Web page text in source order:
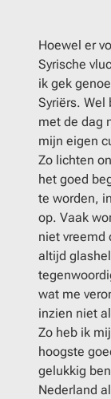
Hoewel er
Syrische
ik gek
Syriërs.
met de dag
mijn eigen
Zo lichten
het goed
te worden,
op. Vaak
niet vreemd
altijd
wat me
inzien niet
Zo heb ik
hoogste
gelukkig
Nederland